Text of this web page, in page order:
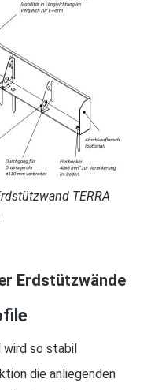
TERRA
Erdstützwände
wird so stabil
die anliegenden